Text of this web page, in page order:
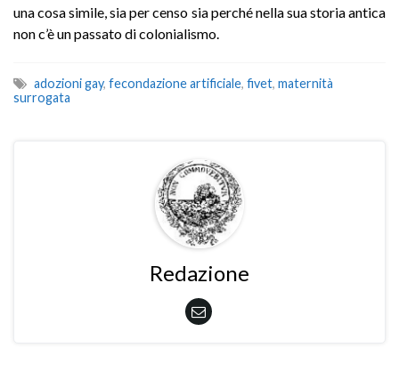
una cosa simile, sia per censo sia perché nella sua storia antica
non c’è un passato di colonialismo.
adozioni gay, fecondazione artificiale, fivet, maternità
surrogata
Redazione